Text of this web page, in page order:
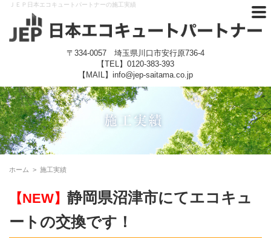
ＪＥＰ日本エコキュートパートナーの施工実績
〒334-0057 埼玉県川口市安行原736-4
【TEL】 0120-383-393
【MAIL】info@jep-saitama.co.jp
ホーム > 施工実績
【NEW】 静岡県沼津市にてエコキュ
ートの交換です！